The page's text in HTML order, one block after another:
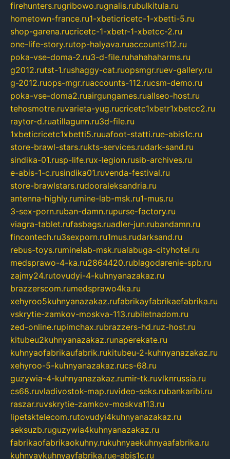
firehunters.rugribowo.rugnalis.rubulkitula.ru
hometown-france.ru1-xbeticricetc-1-xbetti-5.ru
shop-garena.rucricetc-1-xbetr-1-xbetcc-2.ru
one-life-story.rutop-halyava.ruaccounts112.ru
poka-vse-doma-2.ru3-d-file.ruhahahaharms.ru
g2012.rutst-1.rushaggy-cat.ruopsmgr.ruev-gallery.ru
g-2012.ruops-mgr.ruaccounts-112.rucsm-demo.ru
poka-vse-doma2.ruairgungames.ruallseo-host.ru
tehosmotre.ruvarieta-yug.rucricetc1xbetr1xbetcc2.ru
raytor-d.ruatillagunn.ru3d-file.ru
1xbeticricetc1xbetti5.ruuafoot-statti.rue-abis1c.ru
store-brawl-stars.rukts-services.rudark-sand.ru
sindika-01.rusp-life.rux-legion.rusib-archives.ru
e-abis-1-c.rusindika01.ruvenda-festival.ru
store-brawlstars.rudooraleksandria.ru
antenna-highly.rumine-lab-msk.ru1-mus.ru
3-sex-porn.ruban-damn.rupurse-factory.ru
viagra-tablet.rufasbags.ruadler-jun.rubandamn.ru
fincontech.ru3sexporn.ru1mus.rudarksand.ru
rebus-toys.ruminelab-msk.rualabuga-cityhotel.ru
medsprawo-4-ka.ru2864420.rublagodarenie-spb.ru
zajmy24.rutovudyi-4-kuhnyanazakaz.ru
brazzerscom.rumedsprawo4ka.ru
xehyroo5kuhnyanazakaz.rufabrikayfabrikaefabrika.ru
vskrytie-zamkov-moskva-113.rubiletnadom.ru
zed-online.rupimchax.rubrazzers-hd.ruz-host.ru
kitubeu2kuhnyanazakaz.runaperekate.ru
kuhnyaofabrikaufabrik.rukitubeu-2-kuhnyanazakaz.ru
xehyroo-5-kuhnyanazakaz.rucs-68.ru
guzywia-4-kuhnyanazakaz.rumir-tk.ruvlknrussia.ru
cs68.ruvladivostok-map.ruvideo-seks.rubankaribi.ru
raszar.ruvskrytie-zamkov-moskva113.ru
lipetsktelecom.rutovudyi4kuhnyanazakaz.ru
seksuzb.ruguzywia4kuhnyanazakaz.ru
fabrikaofabrikaokuhny.rukuhnyaekuhnyaafabrika.ru
kuhnyaykuhnyayfabrika.rue-abis1c.ru